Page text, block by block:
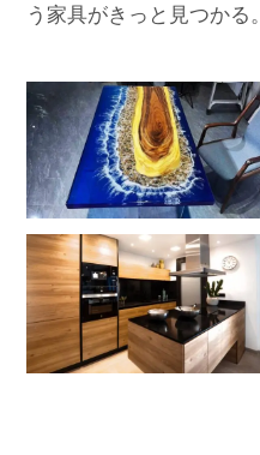
う家具がきっと見つかる。